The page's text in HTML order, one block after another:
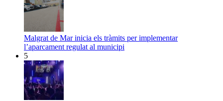
Malgrat de Mar inicia els tràmits per implementar
l’aparcament regulat al municipi
5